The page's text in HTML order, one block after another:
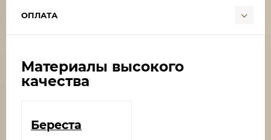
ОПЛАТА
Материалы высокого
качества
Береста